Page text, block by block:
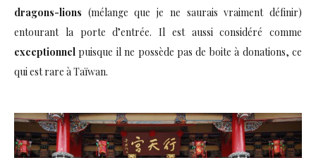
dragons-lions (mélange que je ne saurais vraiment définir)
entourant la porte d’entrée. Il est aussi considéré comme
exceptionnel puisque il ne possède pas de boite à donations, ce
qui est rare à Taïwan.